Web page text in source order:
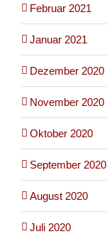
Februar 2021
Januar 2021
Dezember 2020
November 2020
Oktober 2020
September 2020
August 2020
Juli 2020